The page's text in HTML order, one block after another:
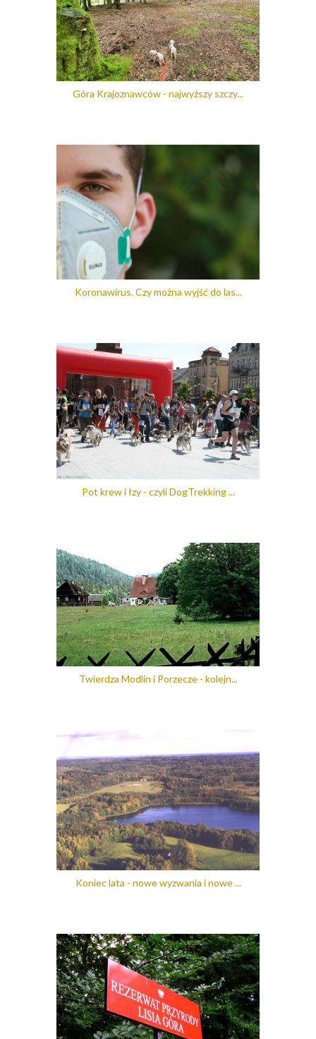
Góra Krajoznawców - najwyższy szczy...
Koronawirus. Czy można wyjść do las...
Pot krew i łzy - czyli DogTrekking ...
Twierdza Modlin i Porzecze - kolejn...
Koniec lata - nowe wyzwania i nowe ...